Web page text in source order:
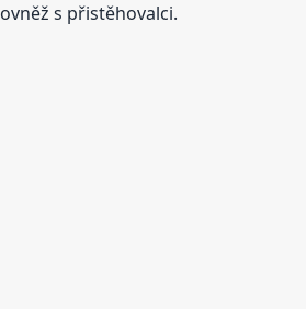
s přistěhovalci.